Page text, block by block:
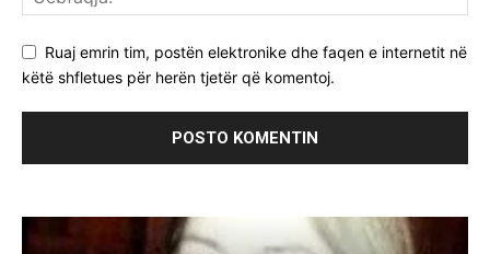
Ruaj emrin tim, postën elektronike dhe faqen e internetit në
këtë shfletues për herën tjetër që komentoj.